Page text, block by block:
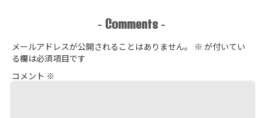
- Comments -
メールアドレスが公開されることはありません。 ※ が付いてい
る欄は必須項目です
コメント ※